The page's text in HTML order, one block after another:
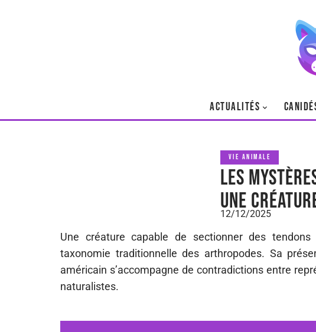
ACTUALITÉS
VIE ANIMALE
Les
une
12/12/2025
Une créature capable de sectionner des
taxonomie traditionnelle des arthropodes. Sa
américain s’accompagne de contradictions entre
naturalistes.